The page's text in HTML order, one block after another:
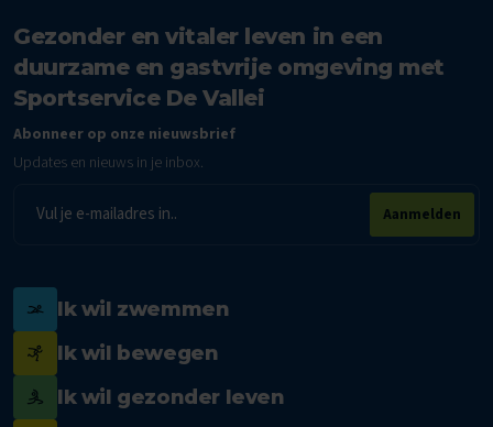
Gezonder en vitaler leven in een
duurzame en gastvrije omgeving met
Sportservice De Vallei
Abonneer op onze nieuwsbrief
Updates en nieuws in je inbox.
mailadres
Aanmelden
Ik wil zwemmen
Ik wil bewegen
Ik wil gezonder leven